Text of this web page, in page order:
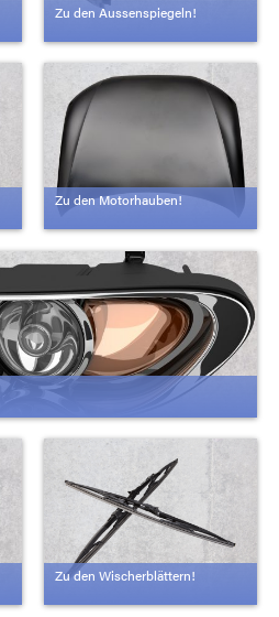
Zu den Aussenspiegeln!
Zu den Motorhauben!
Zu den Wischerblättern!